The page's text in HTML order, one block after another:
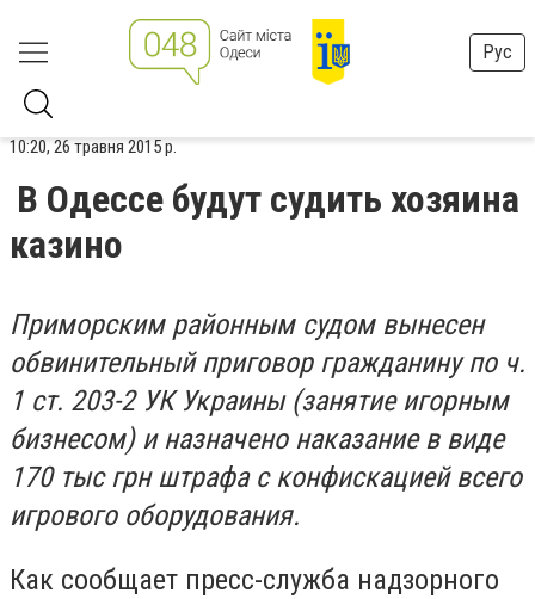
Рус
10:20, 26 травня 2015 р.
В Одессе будут судить хозяина
казино
Приморским районным судом вынесен
обвинительный приговор гражданину по ч.
1 ст. 203-2 УК Украины (занятие игорным
бизнесом) и назначено наказание в виде
170 тыс грн штрафа с конфискацией всего
игрового оборудования.
Как сообщает пресс-служба надзорного